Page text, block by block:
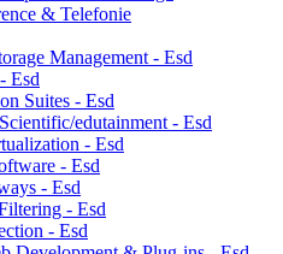
& Telefonie
Management - Esd
Esd
Suites - Esd
edutainment - Esd
- Esd
- Esd
- Esd
- Esd
- Esd